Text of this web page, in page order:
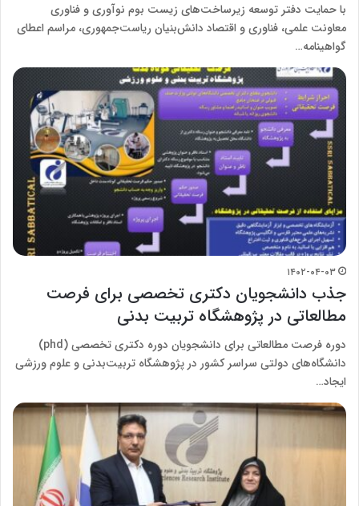
با حمایت دفتر توسعه زیرساخت‌های زیست بوم نوآوری و فناوری
معاونت علمی، فناوری و اقتصاد دانش‌بنیان ریاست‌جمهوری، مراسم اعطای
گواهینامه…
۱۴۰۲-۰۴-۰۳
جذب دانشجویان دکتری تخصصی برای فرصت
مطالعاتی در پژوهشگاه تربیت‌ بدنی
دوره فرصت مطالعاتی برای دانشجویان دوره دکتری تخصصی (phd)
دانشگاه‌های دولتی سراسر کشور در پژوهشگاه تربیت‌بدنی و علوم ورزشی
ایجاد…